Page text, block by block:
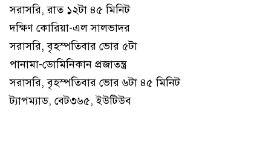
সরাসরি, রাত ১২টা ৪৫ মিনিট
দক্ষিণ কোরিয়া-এল সালভাদর
সরাসরি, বৃহস্পতিবার ভোর ৫টা
পানামা-ডোমিনিকান প্রজাতন্ত্র
সরাসরি, বৃহস্পতিবার ভোর ৬টা ৪৫ মিনিট
ট্যাপম্যাড, বেট৩৬৫, ইউটিউব